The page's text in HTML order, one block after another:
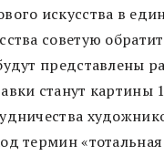
искусства в
советую
представлены
станут картины
термин